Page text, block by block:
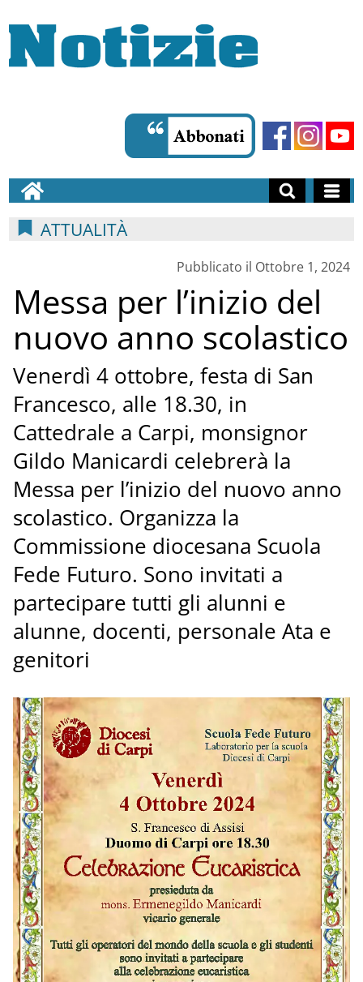
ATTUALITÀ
Pubblicato il Ottobre 1, 2024
Messa per l’inizio del
nuovo anno scolastico
Venerdì 4 ottobre, festa di San
Francesco, alle 18.30, in
Cattedrale a Carpi, monsignor
Gildo Manicardi celebrerà la
Messa per l’inizio del nuovo anno
scolastico. Organizza la
Commissione diocesana Scuola
Fede Futuro. Sono invitati a
partecipare tutti gli alunni e
alunne, docenti, personale Ata e
genitori